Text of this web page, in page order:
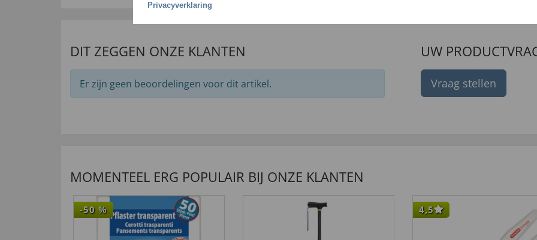
DIT ZEGGEN ONZE KLANTEN
Er zijn geen beoordelingen voor dit artikel.
UW
Vraag stellen
MOMENTEEL ERG POPULAIR BIJ ONZE KLANTEN
-50 % 4,5
Privacyverklaring